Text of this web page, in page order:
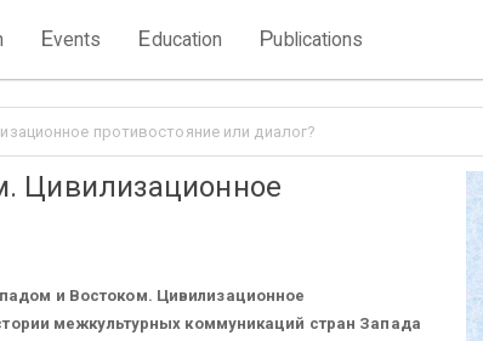
Events Education Publications
противостояние или диалог?
Цивилизационное
и Востоком. Цивилизационное
межкультурных коммуникаций стран Запада